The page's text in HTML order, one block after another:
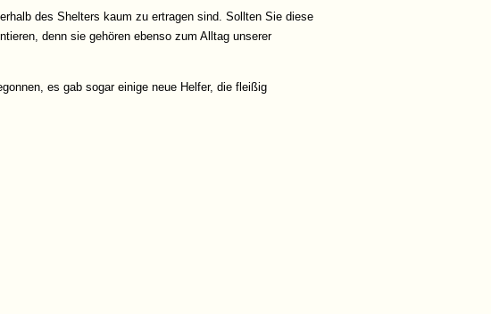
des Shelters kaum zu ertragen sind. Sollten Sie diese
denn sie gehören ebenso zum Alltag unserer
es gab sogar einige neue Helfer, die fleißig